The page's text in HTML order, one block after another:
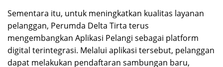
Sementara itu, untuk meningkatkan kualitas layanan
pelanggan, Perumda Delta Tirta terus
mengembangkan Aplikasi Pelangi sebagai platform
digital terintegrasi. Melalui aplikasi tersebut, pelanggan
dapat melakukan pendaftaran sambungan baru,